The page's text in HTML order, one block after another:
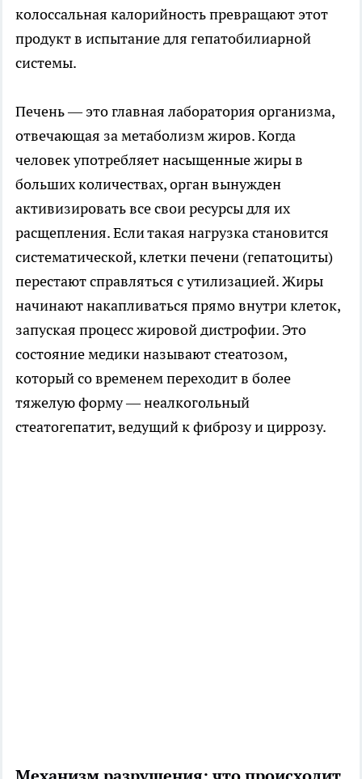
колоссальная калорийность превращают этот
продукт в испытание для гепатобилиарной
системы.
Печень — это главная лаборатория организма,
отвечающая за метаболизм жиров. Когда
человек употребляет насыщенные жиры в
больших количествах, орган вынужден
активизировать все свои ресурсы для их
расщепления. Если такая нагрузка становится
систематической, клетки печени (гепатоциты)
перестают справляться с утилизацией. Жиры
начинают накапливаться прямо внутри клеток,
запуская процесс жировой дистрофии. Это
состояние медики называют стеатозом,
который со временем переходит в более
тяжелую форму — неалкогольный
стеатогепатит, ведущий к фиброзу и циррозу.